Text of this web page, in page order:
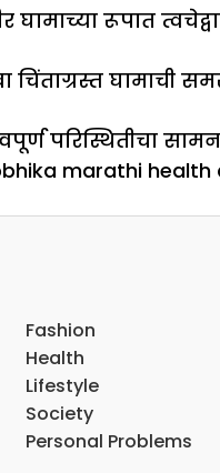
रूपात
चिंताग्रस्त
परिस्थितीचा
marathi health
Fashion
Health
Lifestyle
Society
Personal Problems